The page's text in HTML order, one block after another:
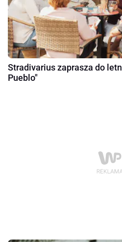
Stradivarius zaprasza do
Pueblo"